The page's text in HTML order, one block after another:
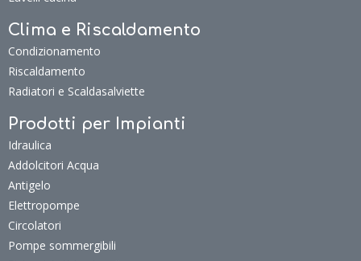
Clima e Riscaldamento
Condizionamento
Riscaldamento
Radiatori e Scaldasalviette
Prodotti per Impianti
Idraulica
Addolcitori Acqua
Antigelo
Elettropompe
Circolatori
Pompe sommergibili